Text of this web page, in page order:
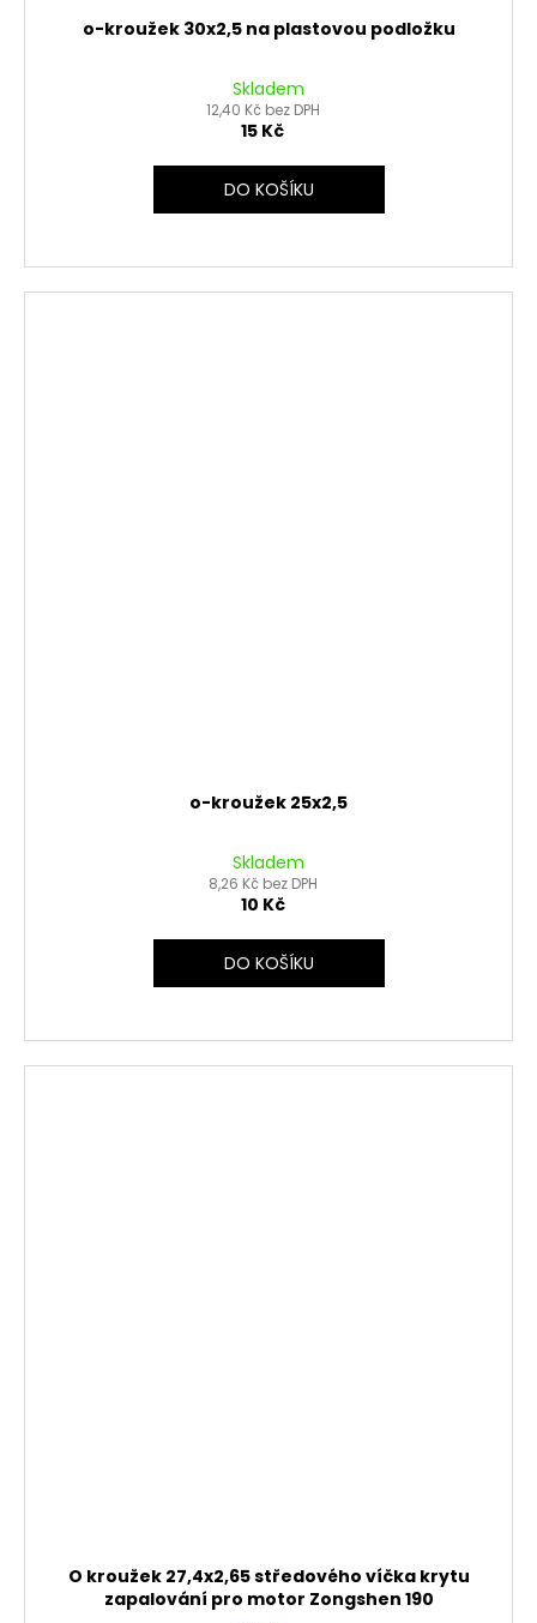
o-kroužek 30x2,5 na plastovou podložku
Skladem
12,40 Kč bez DPH
15 Kč
DO KOŠÍKU
o-kroužek 25x2,5
Skladem
8,26 Kč bez DPH
10 Kč
DO KOŠÍKU
O kroužek 27,4x2,65 středového víčka krytu
zapalování pro motor Zongshen 190